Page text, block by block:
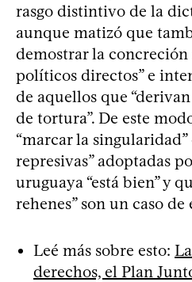
rasgo distintivo de la
aunque matizó que
demostrar la concreción
políticos directos” e
de aquellos que
de tortura”. De este
“marcar la singularidad”
represivas” adoptadas
uruguaya “está bien” y
rehenes” son un caso de
Leé más sobre esto:
derechos, el Plan